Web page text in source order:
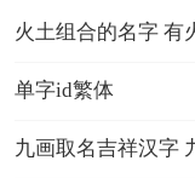
火土组合的名字 有
单字id繁体
九画取名吉祥汉字